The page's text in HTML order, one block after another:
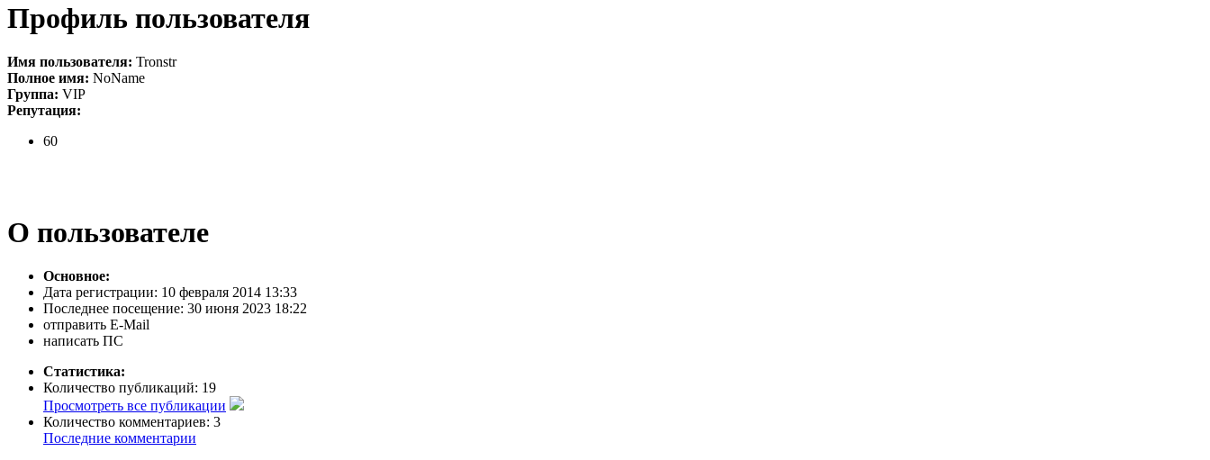
Профиль пользователя
Имя пользователя: Tronstr
Полное имя: NoName
Группа: VIP
Репутация:
60
О пользователе
Основное:
Дата регистрации: 10 февраля 2014 13:33
Последнее посещение: 30 июня 2023 18:22
отправить E-Mail
написать ПС
Статистика:
Количество публикаций: 19
Просмотреть все публикации
Количество комментариев: 3
Последние комментарии